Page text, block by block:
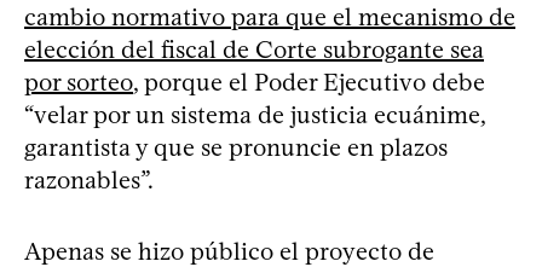
cambio normativo para que el mecanismo de
elección del fiscal de Corte subrogante sea
por sorteo, porque el Poder Ejecutivo debe
“velar por un sistema de justicia ecuánime,
garantista y que se pronuncie en plazos
razonables”.
Apenas se hizo público el proyecto de